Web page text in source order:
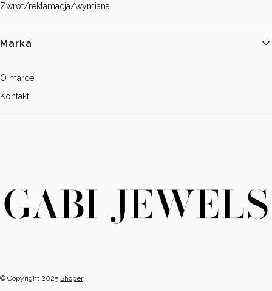
Zwrot/reklamacja/wymiana
Marka
O marce
Kontakt
© Copyright 2025 Shoper